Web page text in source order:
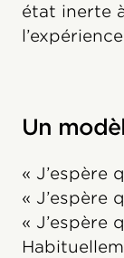
état inerte
Un
« J’espère
« J’espère
« J’espère